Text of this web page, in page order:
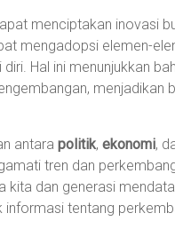
menciptakan inovasi
mengadopsi elemen-
Hal ini menunjukkan
menjadikan
antara politik, ekonomi,
tren dan
dan generasi
tentang